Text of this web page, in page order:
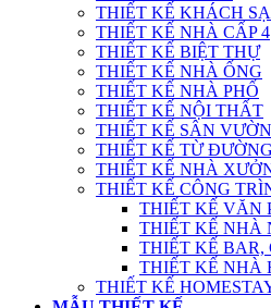
THIẾT KẾ KHÁCH
THIẾT KẾ NHÀ CẤP 4
THIẾT KẾ BIỆT THỰ
THIẾT KẾ NHÀ ỐNG
THIẾT KẾ NHÀ PHỐ
THIẾT KẾ NỘI THẤT
THIẾT KẾ SÂN VƯỜN
THIẾT KẾ TỪ
THIẾT KẾ NHÀ
THIẾT KẾ CÔNG
THIẾT KẾ VĂN
THIẾT KẾ NHÀ
THIẾT KẾ BAR,
THIẾT KẾ NHÀ
THIẾT KẾ